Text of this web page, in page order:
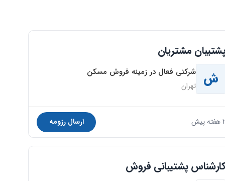
مشتریان
ش شرکتی فعال در زمینه فروش مسکن
تهران
پیش ارسال رزومه
پشتیبانی فروش